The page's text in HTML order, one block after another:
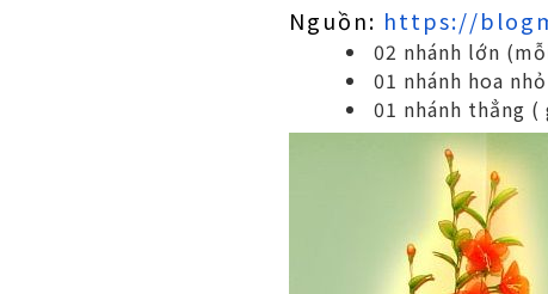
Nguồn: https://
02 nhánh lớn
01 nhánh hoa
01 nhánh thẳng